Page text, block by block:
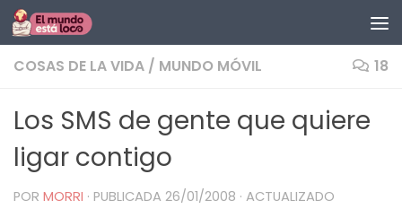
Saltar al contenido
COSAS DE LA VIDA / MUNDO MÓVIL 18
Los SMS de gente que quiere
ligar contigo
POR MORRI · PUBLICADA 26/01/2008 · ACTUALIZADO